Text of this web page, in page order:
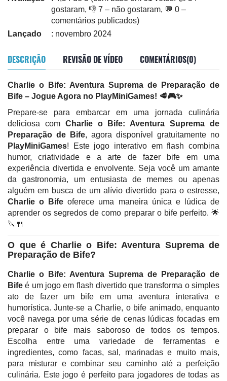
gostaram, 👎 7 – não gostaram, 💬 0 –
comentários publicados)
Lançado
: novembro 2024
DESCRIÇÃO REVISÃO DE VÍDEO COMENTÁRIOS(0)
Charlie o Bife: Aventura Suprema de Preparação de
Bife – Jogue Agora no PlayMiniGames! 🥩🎮✨
Prepare-se para embarcar em uma jornada culinária
deliciosa com Charlie o Bife: Aventura Suprema de
Preparação de Bife, agora disponível gratuitamente no
PlayMiniGames! Este jogo interativo em flash combina
humor, criatividade e a arte de fazer bife em uma
experiência divertida e envolvente. Seja você um amante
da gastronomia, um entusiasta de memes ou apenas
alguém em busca de um alívio divertido para o estresse,
Charlie o Bife oferece uma maneira única e lúdica de
aprender os segredos de como preparar o bife perfeito. 🌟
🔪🍴
O que é Charlie o Bife: Aventura Suprema de
Preparação de Bife?
Charlie o Bife: Aventura Suprema de Preparação de
Bife é um jogo em flash divertido que transforma o simples
ato de fazer um bife em uma aventura interativa e
humorística. Junte-se a Charlie, o bife animado, enquanto
você navega por uma série de cenas lúdicas focadas em
preparar o bife mais saboroso de todos os tempos.
Escolha entre uma variedade de ferramentas e
ingredientes, como facas, sal, marinadas e muito mais,
para misturar e combinar seu caminho até a perfeição
culinária. Este jogo é perfeito para jogadores de todas as